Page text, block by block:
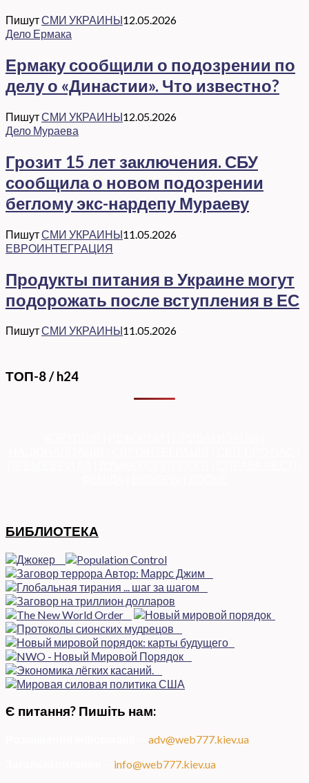
ПишутСМИ УКРАИНЫ12.05.2026
Дело Ермака
Ермаку сообщили о подозрении по
делу о «Династии». Что известно?
ПишутСМИ УКРАИНЫ12.05.2026
Дело Мураева
Грозит 15 лет заключения. СБУ
сообщила о новом подозрении
беглому экс-нардепу Мураеву
ПишутСМИ УКРАИНЫ11.05.2026
ЕВРОИНТЕГРАЦИЯ
Продукты питания в Украине могут
подорожать после вступления в ЕС
ПишутСМИ УКРАИНЫ11.05.2026
ТОП-8 / h24
БИБЛИОТЕКА
Є питання? Пишіть нам:
adv@web777.kiev.ua
info@web777.kiev.ua